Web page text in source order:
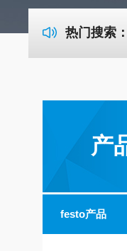
热门搜索：
产
festo产品